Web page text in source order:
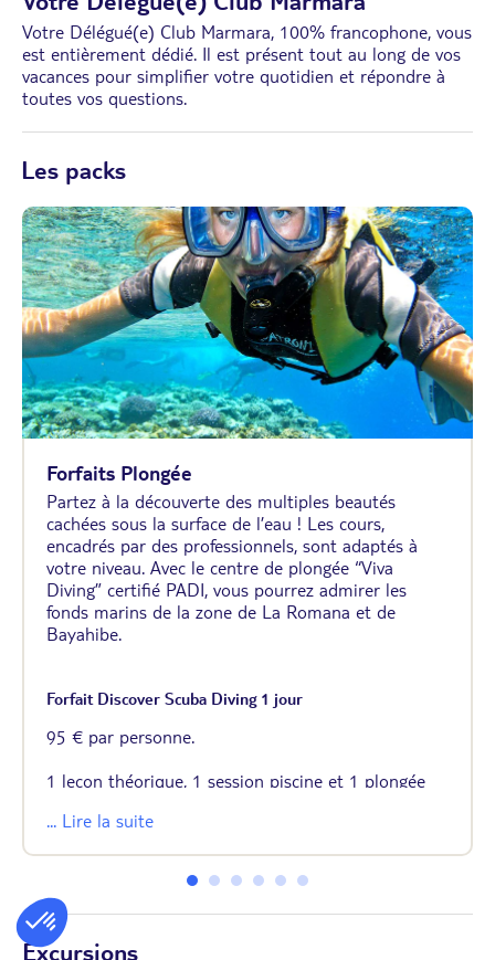
Votre Délégué(e) Club Marmara, 100% francophone, vous
est entièrement dédié. Il est présent tout au long de vos
vacances pour simplifier votre quotidien et répondre à
toutes vos questions.
Les packs
Forfaits Plongée
Partez à la découverte des multiples beautés
cachées sous la surface de l’eau ! Les cours,
encadrés par des professionnels, sont adaptés à
votre niveau. Avec le centre de plongée “Viva
Diving” certifié PADI, vous pourrez admirer les
fonds marins de la zone de La Romana et de
Bayahibe.
Forfait Discover Scuba Diving 1 jour
95 € par personne.
1 leçon théorique, 1 session piscine et 1 plongée
inclus.
Réservation avant le départ ou sur place. Bon à savoir : réservoirs et poids
inclus. Équipement non inclus. Enfants acceptés à partir de 10 ans. Si vous
avez des problèmes de santé, un certificat médical vous autorisant à plonger
est obligatoire.
... Lire la suite
Excursions